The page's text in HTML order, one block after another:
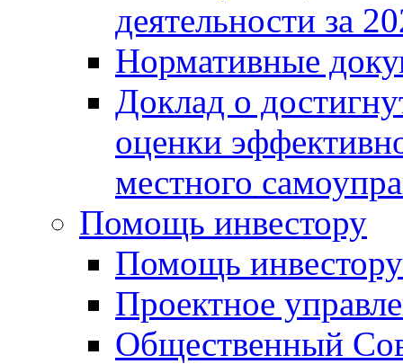
деятельности за
Нормативные
Доклад о
оценки
местного
Помощь инвестору
Помощь инвестору
Проектное
Общественный